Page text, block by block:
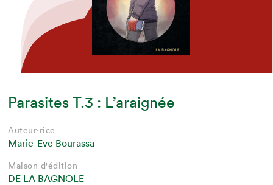
Parasites T.3 : L’araignée
Auteur·rice
Marie-Eve Bourassa
Maison d'édition
DE LA BAGNOLE